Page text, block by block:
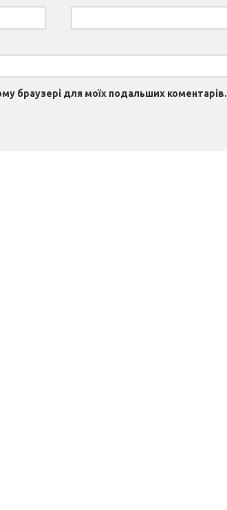
браузері для моїх подальших коментарів.